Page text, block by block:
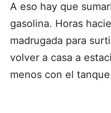
A eso hay que
gasolina. Horas
madrugada para
volver a casa a
menos con el